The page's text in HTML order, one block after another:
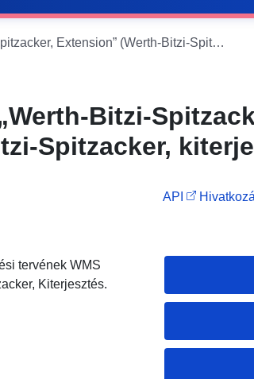
WMS XPlanung BPL „Werth-Bitzi-Spitzacker, Extension” (Werth-Bitzi-Spitzacker, kiterjesztés)
Bitzi-
Spitzacker,
API
tervének WMS
Kiterjesztés.